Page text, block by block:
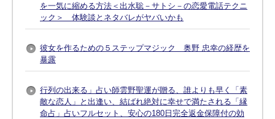
を一気に縮める方法＜出水聡－サトシ－の恋愛電話テクニ
ック＞ 体験談とネタバレがヤバいかも
彼女を作るための５ステップマジック 奥野 忠幸の経歴を
暴露
行列の出来る」占い師雲野聖運が贈る、誰よりも早く「素
敵な恋人」と出逢い、結ばれ絶対に幸せで満たされる「縁
命占」占いフルセット、安心の180日完全返金保障付の効